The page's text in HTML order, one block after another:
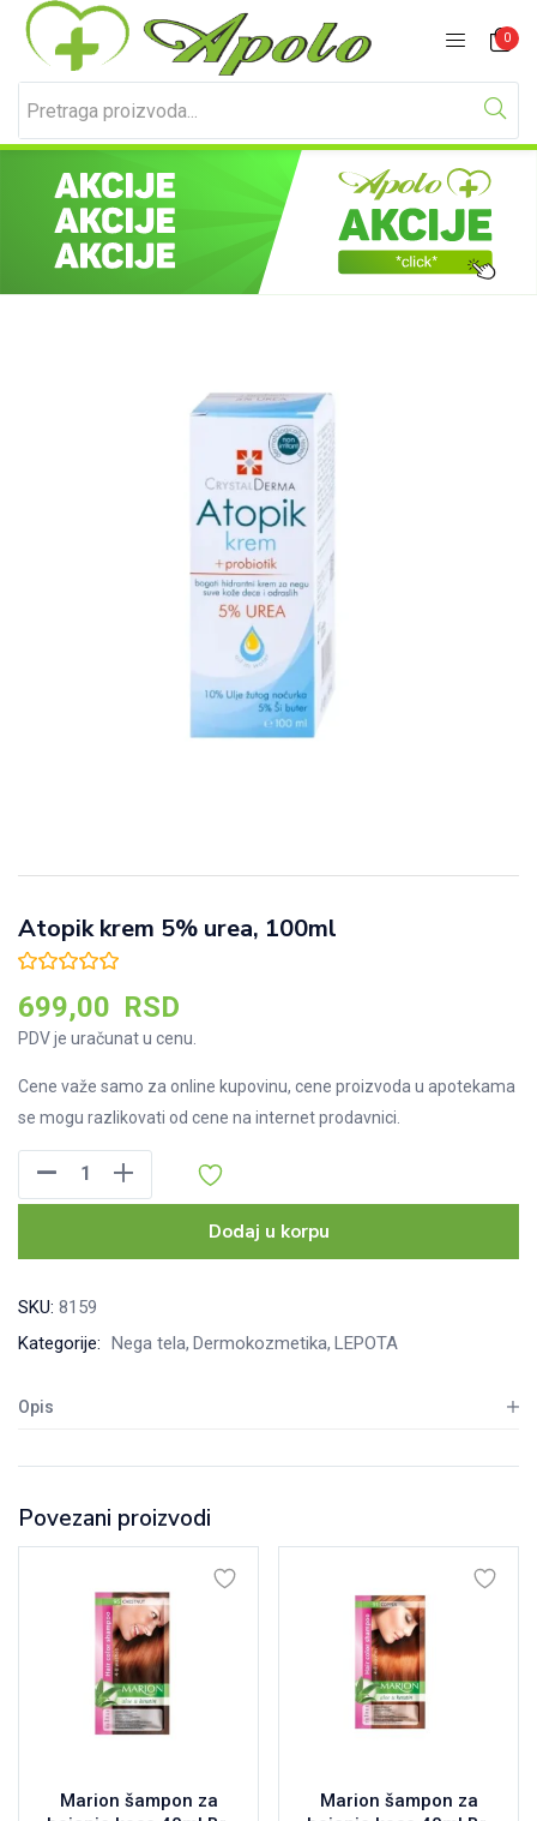
0
Prijavite se Registracija
Unesite svoje korisničko ime i lozinku za prijavu.
Atopik krem 5% urea, 100ml
699,00 RSD
PDV je uračunat u cenu.
Cene važe samo za online kupovinu, cene proizvoda u apotekama
se mogu razlikovati od cene na internet prodavnici.
krem
urea,
Dodaj u korpu
SKU: 8159
Kategorije: Nega tela Dermokozmetika LEPOTA
Opis
Povezani proizvodi
Marion šampon za
Marion šampon za